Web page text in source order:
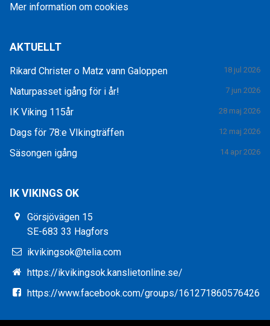
Mer information om cookies
AKTUELLT
Rikard Christer o Matz vann Galoppen 18 jul 2026
Naturpasset igång för i år! 7 jun 2026
IK Viking 115år 28 maj 2026
Dags för 78:e VIkingträffen 12 maj 2026
Säsongen igång 14 apr 2026
IK VIKINGS OK
Görsjövägen 15
SE-683 33 Hagfors
ikvikingsok@telia.com
https://ikvikingsok.kanslietonline.se/
https://www.facebook.com/groups/161271860576426